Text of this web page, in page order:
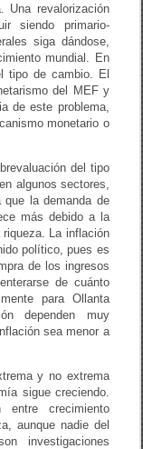
Una revalorización
siendo primario-
siga dándose,
mundial. En
tipo de cambio. El
del MEF y
de este problema,
monetario o
del tipo
algunos sectores,
la demanda de
más debido a la
La inflación
político, pues es
de los ingresos
de cuánto
para Ollanta
dependen muy
sea menor a
y no extrema
sigue creciendo.
crecimiento
aunque nadie del
investigaciones